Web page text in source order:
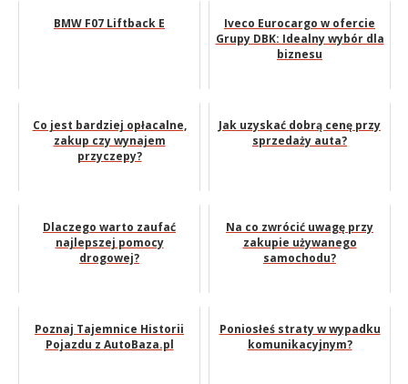
BMW F07 Liftback E
Iveco Eurocargo w ofercie
Grupy DBK: Idealny wybór dla
biznesu
Co jest bardziej opłacalne,
zakup czy wynajem
przyczepy?
Jak uzyskać dobrą cenę przy
sprzedaży auta?
Dlaczego warto zaufać
najlepszej pomocy
drogowej?
Na co zwrócić uwagę przy
zakupie używanego
samochodu?
Poznaj Tajemnice Historii
Pojazdu z AutoBaza.pl
Poniosłeś straty w wypadku
komunikacyjnym?